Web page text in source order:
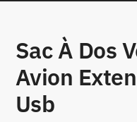
Sac À Dos
Avion
Usb